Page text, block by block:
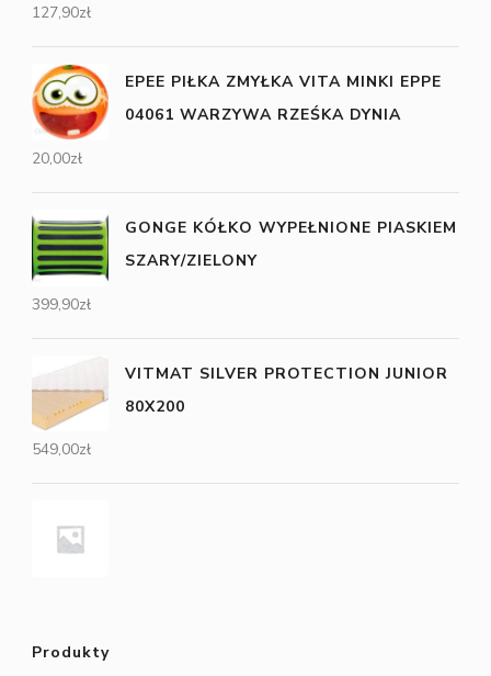
127,90zł
EPEE PIŁKA ZMYŁKA VITA MINKI EPPE
04061 WARZYWA RZEŚKA DYNIA
20,00zł
GONGE KÓŁKO WYPEŁNIONE PIASKIEM
SZARY/ZIELONY
399,90zł
VITMAT SILVER PROTECTION JUNIOR
80X200
549,00zł
Produkty